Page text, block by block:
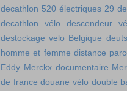
decathlon 520 électriques 29
decathlon vélo
descendeur
destockage velo Belgique
homme et femme distance
Eddy Merckx documentaire
de france douane vélo double